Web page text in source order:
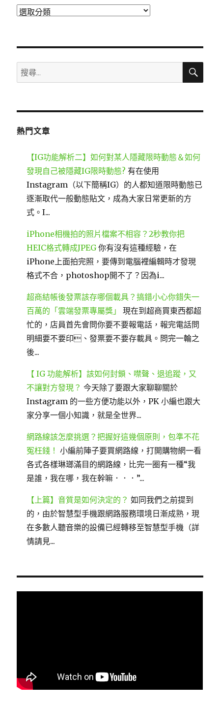
分
搜
尋
鍵
搜
熱門文章
【IG功能解析二】如何對某人隱藏限時動態＆如何
發現自己被隱藏IG限時動態? 有在使用
Instagram（以下簡稱IG）的人都知道限時動態已
逐漸取代一般動態貼文，成為大家日常更新的方
式。I...
iPhone相機拍的照片檔案不相容？2秒教你把
HEIC格式轉成JPEG 你有沒有這種經驗，在
iPhone上面拍完照，要傳到電腦裡編輯時才發現
格式不合，photoshop開不了？因為i...
超商結帳後發票該存哪個載具？搞錯小心你錯失一
百萬的「雲端發票專屬獎」
現在到超商買東西都超
忙的，店員首先會問你要不要報電話，報完電話問
明細要不要印、發票要不要存載具。問完一輪之
後...
【 IG 功能解析】該如何封鎖、噤聲、退追蹤，又
不讓對方發現？ 今天除了要跟大家聊聊關於
Instagram 的一些方便功能以外，PK 小編也跟大
家分享一個小知識，就是全世界...
網路線該怎麼挑選？把握好這幾個原則，包準不花
冤枉錢！ 小編前陣子要買網路線，打開購物網一看
各式各樣琳瑯滿目的網路線，比完一圈有一種“我
是誰，我在哪，我在幹嘛．．．”...
【上篇】音質是如何決定的？ 如同我們之前提到
的，由於智慧型手機跟網路服務環境日漸成熟，現
在多數人聽音樂的設備已經轉移至智慧型手機（詳
情請見...